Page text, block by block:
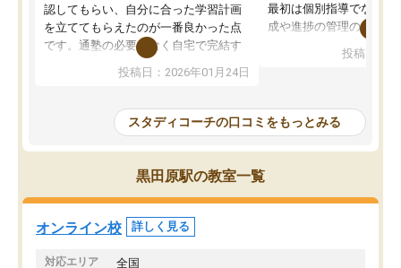
認してもらい、自分に合った学習計画
を立ててもらえたのが一番良かった点
です。通塾の必要がなく自宅で完結す
たです。コーチが現役大学生で相談し
安も気軽に話せました。勉強習慣が身
についたと感じています。また、チャ
ットで質問できるのも便利でした。一
人では迷いがちだった受験勉強を、最
だと思います。
投稿日：2026年01月24日
最初は個別指導でなく、
成や進捗の管理のみのコ
じ個別指導コースに変更
性が良くなかったです。
モチベーションが上がら
にやめてしまいました。
の方の予定が空いていな
投稿日：
スタディコーチの口コミをもっとみる
黒田原駅の教室一覧
オンライン校 詳しく見る
対応エリア 全国